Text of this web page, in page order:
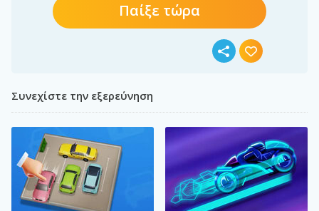
Παίξε τώρα
Συνεχίστε την εξερεύνηση